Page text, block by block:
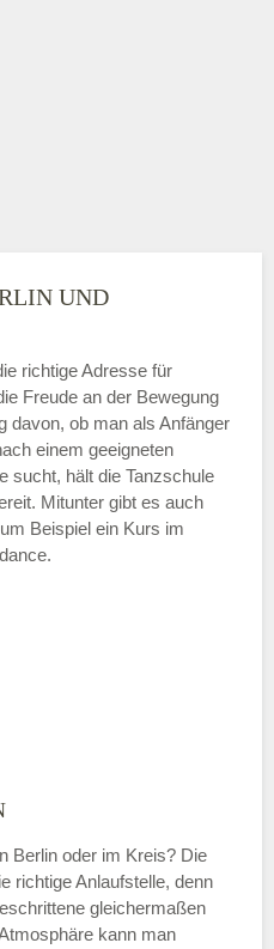
UND
richtige Adresse für
Freude an der Bewegung
davon, ob man als Anfänger
einem geeigneten
sucht, hält die Tanzschule
Mitunter gibt es auch
Beispiel ein Kurs im
Berlin oder im Kreis? Die
richtige Anlaufstelle, denn
gleichermaßen
kann man